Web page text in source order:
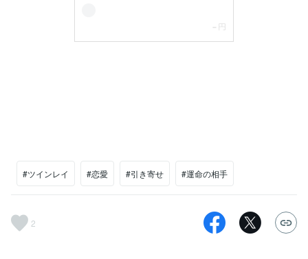
#ツインレイ #恋愛 #引き寄せ #運命の相手
2